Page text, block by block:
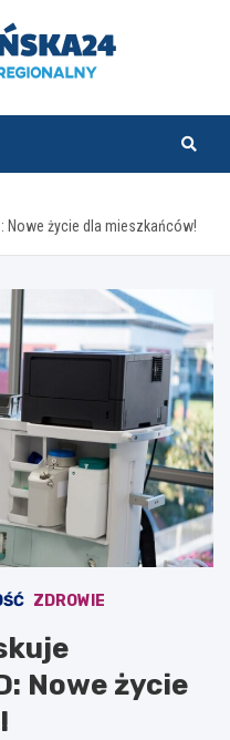
Nowe życie dla mieszkańców!
ZDROWIE
Nowe życie